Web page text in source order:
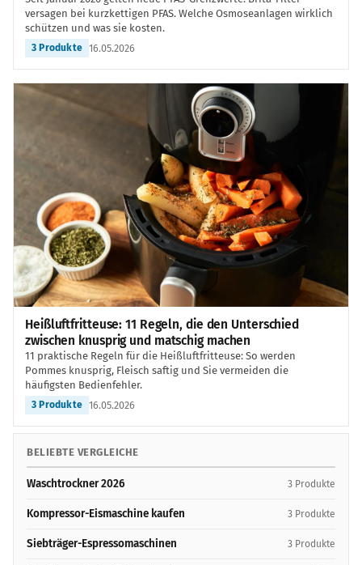
versagen bei kurzkettigen PFAS. Welche Osmoseanlagen wirklich
schützen und was sie kosten.
3 Produkte 16.05.2026
Heißluftfritteuse: 11 Regeln, die den Unterschied
zwischen knusprig und matschig machen
11 praktische Regeln für die Heißluftfritteuse: So werden
Pommes knusprig, Fleisch saftig und Sie vermeiden die
häufigsten Bedienfehler.
3 Produkte 16.05.2026
BELIEBTE VERGLEICHE
Waschtrockner 2026 3 Produkte
Kompressor-Eismaschine kaufen 3 Produkte
Siebträger-Espressomaschinen 3 Produkte